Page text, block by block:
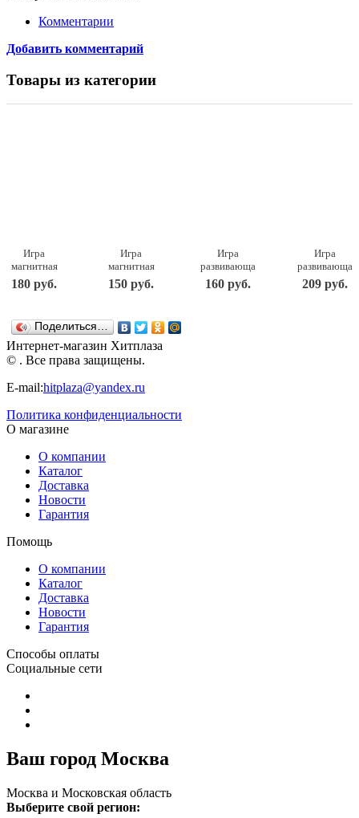
Комментарии
Добавить комментарий
Товары из категории
Игра
магнитная
развивающая.
Играем в
(европодвес,
2х10шт)
Десятое
королевство
180 руб.
Игра
магнитная
развивающая.
Цифры и
магнитах
(европодвес)
Десятое
королевство
(01935)
150 руб.
Игра
развивающая
деревянная
Пазл
160 руб.
Игра
развивающая
деревянная
Веселые
209 руб.
Поделиться…
Интернет-магазин Хитплаза
© . Все права защищены.
E-mail:hitplaza@yandex.ru
Политика конфиденциальности
О магазине
О компании
Каталог
Доставка
Новости
Гарантия
Помощь
О компании
Каталог
Доставка
Новости
Гарантия
Способы оплаты
Социальные сети
Ваш город Москва
Москва и Московская область
Выберите свой регион: